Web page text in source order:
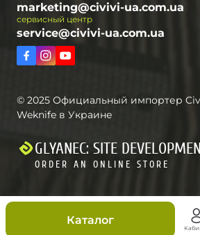
СкидкиКаталог
marketing@civivi-ua.com.ua
сервисный центр
service@civivi-ua.com.ua
© 2025 Официальный импортер
Weknife в Украине
GLYANEC: SITE
ORDER AN ONLINE STORE